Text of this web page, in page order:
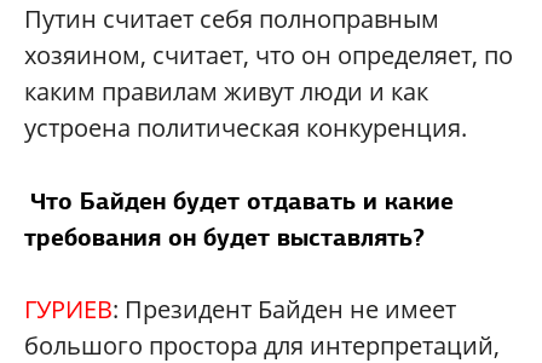
Путин считает себя полноправным
хозяином, считает, что он определяет, по
каким правилам живут люди и как
устроена политическая конкуренция.
Что Байден будет отдавать и какие
требования он будет выставлять?
ГУРИЕВ: Президент Байден не имеет
большого простора для интерпретаций,